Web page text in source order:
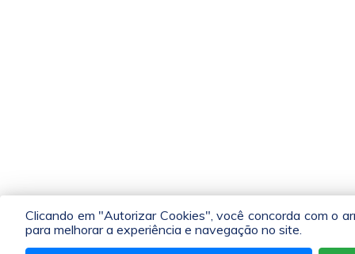
Clicando em "Autorizar Cookies", você concorda com o
para melhorar a experiência e navegação no site.